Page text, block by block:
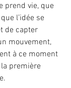
prend vie, que
l’idée se
de capter
mouvement,
à ce moment
première